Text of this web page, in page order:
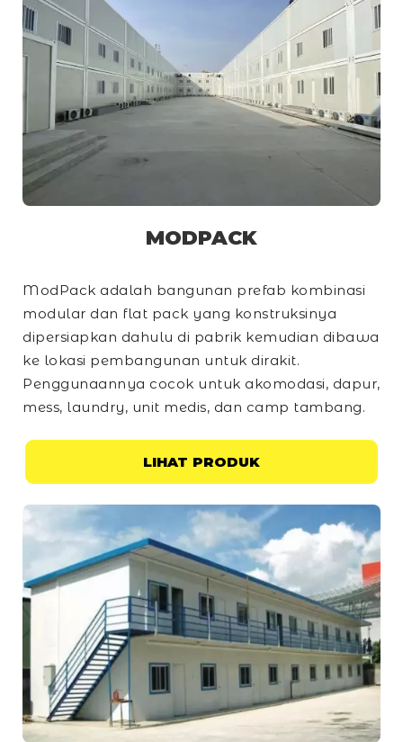
MODPACK
ModPack adalah bangunan prefab kombinasi
modular dan flat pack yang konstruksinya
dipersiapkan dahulu di pabrik kemudian dibawa
ke lokasi pembangunan untuk dirakit.
Penggunaannya cocok untuk akomodasi, dapur,
mess, laundry, unit medis, dan camp tambang.
LIHAT PRODUK